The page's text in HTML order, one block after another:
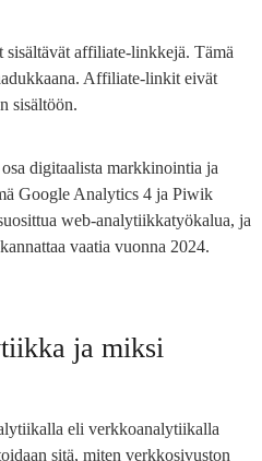
affiliate-linkkejä. Tämä
Affiliate-linkit eivät
sisältöön.
digitaalista markkinointia ja
Google Analytics 4 ja Piwik
web-analytiikkatyökalua, ja
vaatia vuonna 2024.
ja miksi
eli verkkoanalytiikalla
sitä, miten verkkosivuston